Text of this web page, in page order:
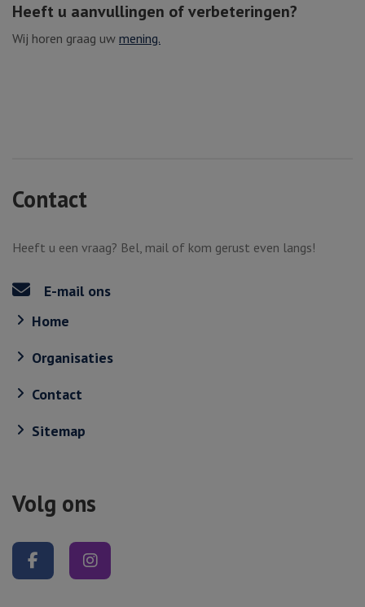
Heeft u aanvullingen of verbeteringen?
Wij horen graag uw mening.
Contact
Heeft u een vraag? Bel, mail of kom gerust even langs!
E-mail ons
Home
Organisaties
Contact
Sitemap
Volg ons
Volg ons op Facebook